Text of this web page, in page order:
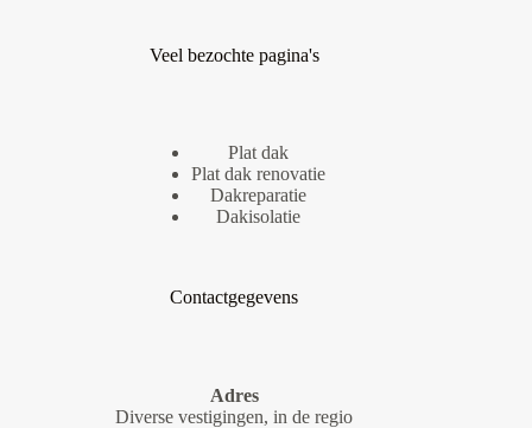
Veel bezochte pagina's
Plat dak
Plat dak renovatie
Dakreparatie
Dakisolatie
Contactgegevens
Adres
Diverse vestigingen, in de regio